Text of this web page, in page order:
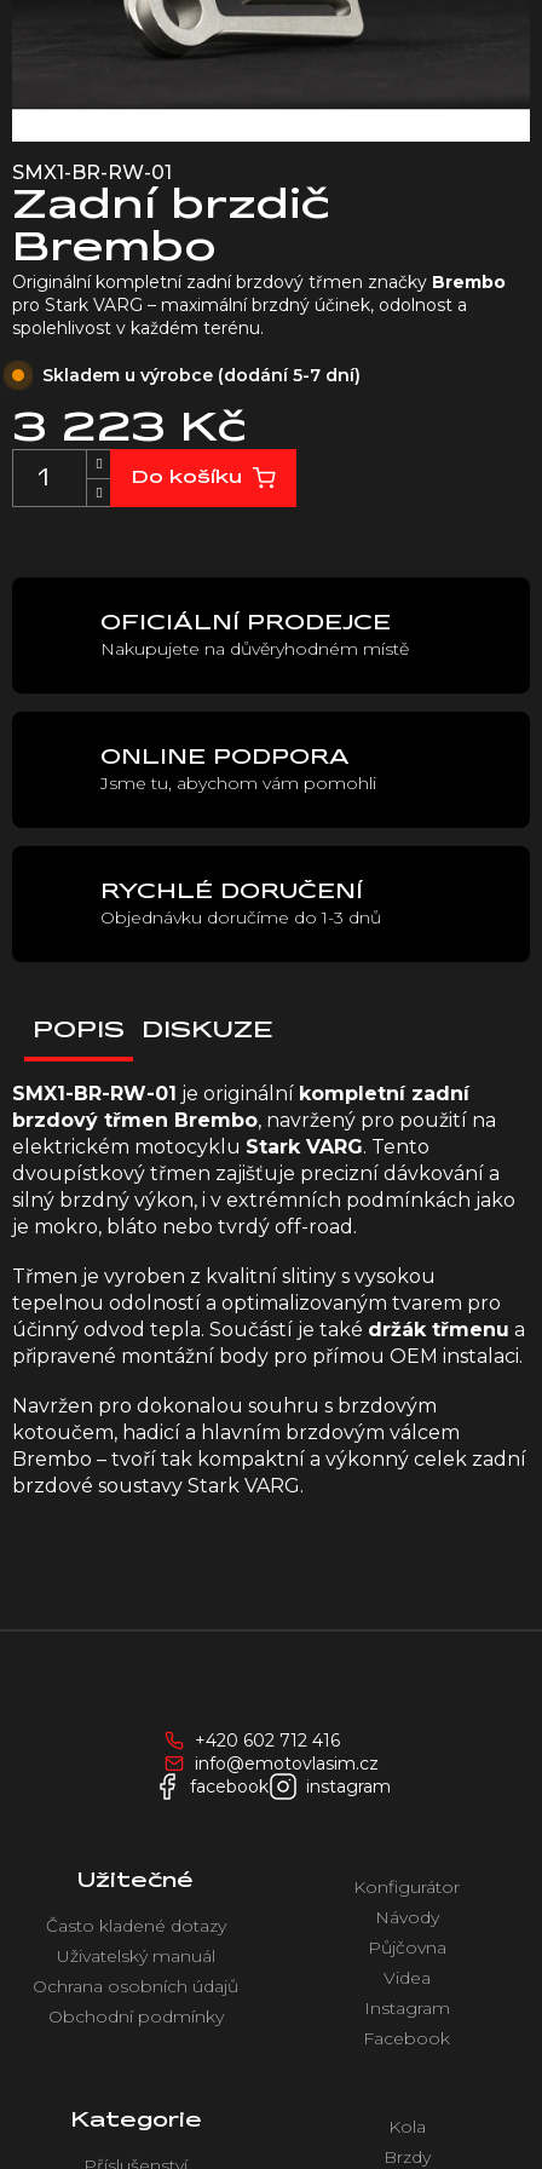
SMX1-BR-RW-01
Zadní brzdič
Brembo
3 223 Kč
Měrná
Skladem u výrobce (dodání 5-7 dní)
Do košíku
Originální kompletní zadní brzdový třmen značky Brembo
pro Stark VARG – maximální brzdný účinek, odolnost a
spolehlivost v každém terénu.
OFICIÁLNÍ PRODEJCE
Nakupujete na důvěryhodném místě
ONLINE PODPORA
Jsme tu, abychom vám pomohli
RYCHLÉ DORUČENÍ
Objednávku doručíme do 1-3 dnů
POPIS DISKUZE
SMX1-BR-RW-01 je originální kompletní zadní
brzdový třmen Brembo, navržený pro použití na
elektrickém motocyklu Stark VARG. Tento
dvoupístkový třmen zajišťuje precizní dávkování a
silný brzdný výkon, i v extrémních podmínkách jako
je mokro, bláto nebo tvrdý off-road.
Třmen je vyroben z kvalitní slitiny s vysokou
tepelnou odolností a optimalizovaným tvarem pro
účinný odvod tepla. Součástí je také držák třmenu a
připravené montážní body pro přímou OEM instalaci.
Navržen pro dokonalou souhru s brzdovým
kotoučem, hadicí a hlavním brzdovým válcem
Brembo – tvoří tak kompaktní a výkonný celek zadní
brzdové soustavy Stark VARG.
+420 602 712 416
info@emotovlasim.cz
facebook
instagram
Užitečné
Často kladené dotazy
Uživatelský manuál
Ochrana osobních údajů
Obchodní podmínky
Konfigurátor
Návody
Půjčovna
Videa
Instagram
Facebook
Kategorie
Kola
Brzdy